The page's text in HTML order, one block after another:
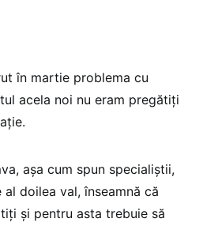
în martie problema cu
acela noi nu eram pregătiți
așa cum spun specialiștii,
doilea val, înseamnă că
și pentru asta trebuie să